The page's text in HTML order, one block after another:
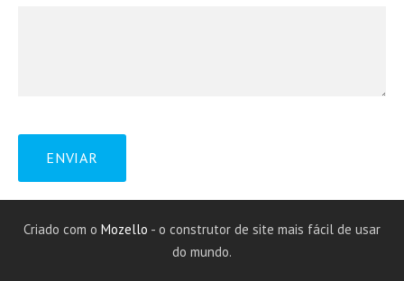
Criado com o Mozello - o construtor de site mais fácil de usar
do mundo.